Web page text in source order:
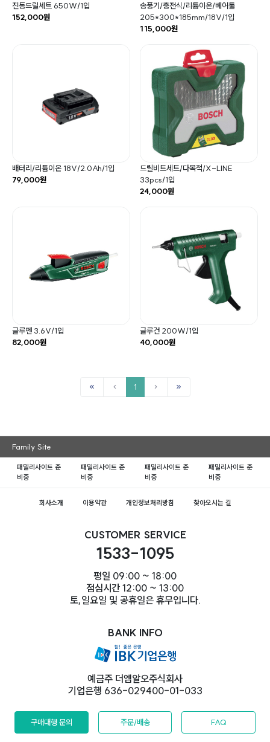
진동드릴세트 650W/1입
152,000원
송풍기/충전식/리튬이온/베어툴
205*300*185mm/18V/1입
115,000원
배터리/리튬이온 18V/2.0Ah/1입
79,000원
드릴비트세트/다목적/X-LINE
33pcs/1입
24,000원
글루펜 3.6V/1입
82,000원
글루건 200W/1입
40,000원
1
Family Site
패밀리사이트 준
비중
패밀리사이트 준
비중
패밀리사이트 준
비중
패밀리사이트 준
비중
회사소개 이용약관 개인정보처리방침 찾아오시는 길
CUSTOMER SERVICE
1533-1095
평일 09:00 ~ 18:00
점심시간 12:00 ~ 13:00
토,일요일 및 공휴일은 휴무입니다.
BANK INFO
예금주 더엠알오주식회사
기업은행 636-029400-01-033
구매대행 문의 주문/배송 FAQ